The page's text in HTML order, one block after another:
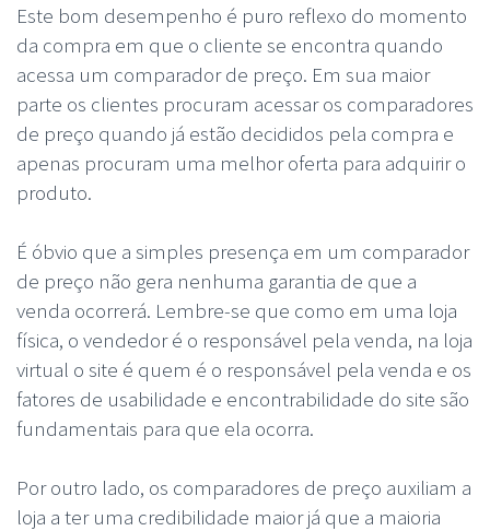
Este bom desempenho é puro reflexo do momento
da compra em que o cliente se encontra quando
acessa um comparador de preço. Em sua maior
parte os clientes procuram acessar os comparadores
de preço quando já estão decididos pela compra e
apenas procuram uma melhor oferta para adquirir o
produto.
É óbvio que a simples presença em um comparador
de preço não gera nenhuma garantia de que a
venda ocorrerá. Lembre-se que como em uma loja
física, o vendedor é o responsável pela venda, na loja
virtual o site é quem é o responsável pela venda e os
fatores de usabilidade e encontrabilidade do site são
fundamentais para que ela ocorra.
Por outro lado, os comparadores de preço auxiliam a
loja a ter uma credibilidade maior já que a maioria